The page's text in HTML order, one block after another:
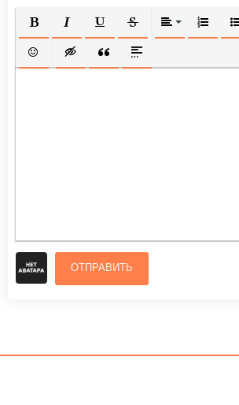
ПОЛУЖИРНЫЙ
КУРСИВПОДЧЕРКНУТЫЙ
ЗАЧЕРКНУТЫЙ
ВСТАВИТЬ СМАЙЛИК
ВСТАВКА СКРЫТОГО ТЕКСТА
ВСТАВКА ЦИТАТЫ
ВСТАВКА СПОЙЛЕРА
ОТПРАВИТЬ